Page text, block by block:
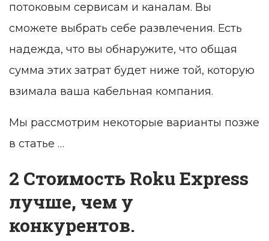
потоковым сервисам и каналам. Вы
сможете выбрать себе развлечения. Есть
надежда, что вы обнаружите, что общая
сумма этих затрат будет ниже той, которую
взимала ваша кабельная компания.
Мы рассмотрим некоторые варианты позже
в статье …
2 Стоимость Roku Express
лучше, чем у
конкурентов.